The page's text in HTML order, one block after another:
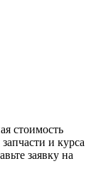
стоимость
и курса
заявку на